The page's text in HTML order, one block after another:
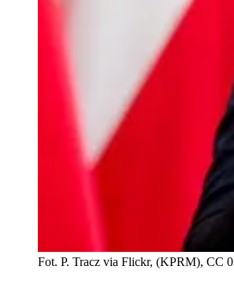
Fot. P. Tracz via Flickr, (KPRM), CC 0